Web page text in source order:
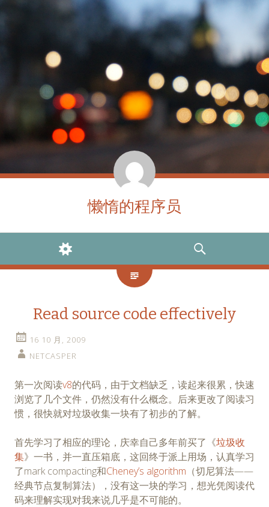
懒惰的程序员
WIDGETS
SEARCH
Read source code effectively
16 10 月, 2009
NETCASPER
第一次阅读v8的代码，由于文档缺乏，读起来很累，快速
浏览了几个文件，仍然没有什么概念。后来更改了阅读习
惯，很快就对垃圾收集一块有了初步的了解。
首先学习了相应的理论，庆幸自己多年前买了《垃圾收
集》一书，并一直压箱底，这回终于派上用场，认真学习
了mark compacting和Cheney’s algorithm （切尼算法——
经典节点复制算法），没有这一块的学习，想光凭阅读代
码来理解实现对我来说几乎是不可能的。